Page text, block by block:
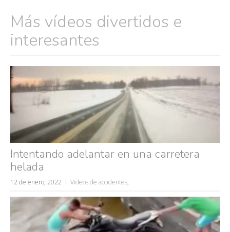
Búsquedas populares
mujeres guapas
volver a nacer
wtf
rusos
caídas
Más vídeos divertidos e
interesantes
Intentando adelantar en una carretera
helada
12 de enero, 2022 Videos de accidentes,